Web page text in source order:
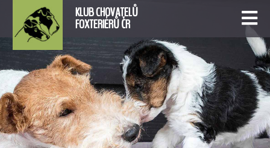
KLUB CHOVATELŮ
FOXTERIÉRŮ ČR